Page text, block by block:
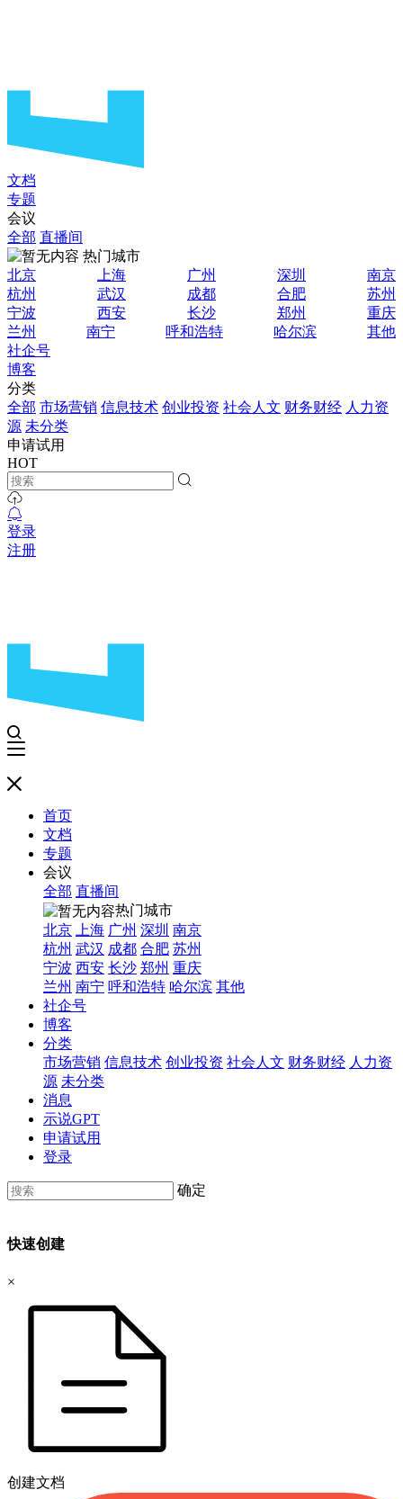
文档
专题
会议
全部 直播间
热门城市
北京
上海 广州 深圳
南京
杭州
武汉 成都 合肥
苏州
宁波
西安 长沙 郑州
重庆
兰州
南宁 呼和浩特 哈尔滨
其他
社企号
博客
分类
全部 市场营销 信息技术 创业投资 社会人文 财务财经 人力资
源 未分类
申请试用
HOT
登录
注册
首页
文档
专题
会议
全部 直播间
热门城市
北京
上海 广州 深圳 南京
杭州 武汉 成都 合肥 苏州
宁波 西安 长沙 郑州 重庆
兰州 南宁 呼和浩特 哈尔滨 其他
社企号
博客
分类
市场营销 信息技术 创业投资 社会人文 财务财经 人力资
源 未分类
消息
示说GPT
申请试用
登录
确定
快速创建
×
创建文档